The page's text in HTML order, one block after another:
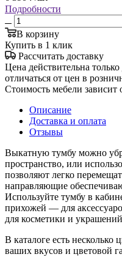
Подробности
В корзину
Купить в 1 клик
Рассчитать доставку
Цена действительна
отличаться от цен в
Стоимость мебели зависит
Описание
Доставка и оплата
Отзывы
Выкатную тумбу можно
пространство, или
позволяют легко
направляющие
Используйте тумбу в
прихожей — для
для косметики и
В каталоге есть несколько
ваших вкусов и цветовой